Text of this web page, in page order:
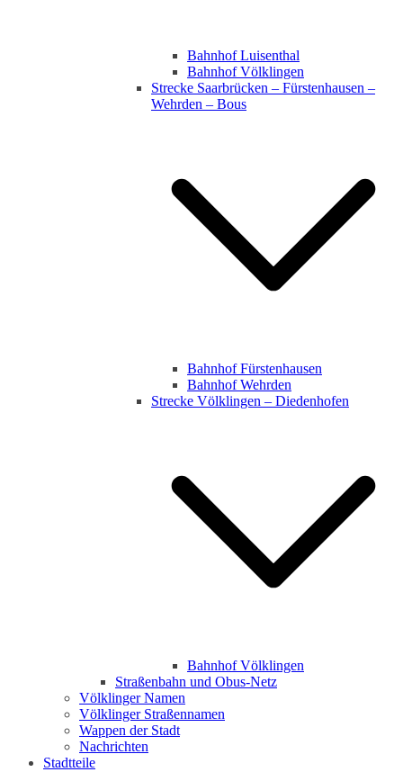
Bahnhof Luisenthal
Bahnhof Völklingen
Strecke Saarbrücken – Fürstenhausen –
Wehrden – Bous
Bahnhof Fürstenhausen
Bahnhof Wehrden
Strecke Völklingen – Diedenhofen
Bahnhof Völklingen
Straßenbahn und Obus-Netz
Völklinger Namen
Völklinger Straßennamen
Wappen der Stadt
Nachrichten
Stadtteile